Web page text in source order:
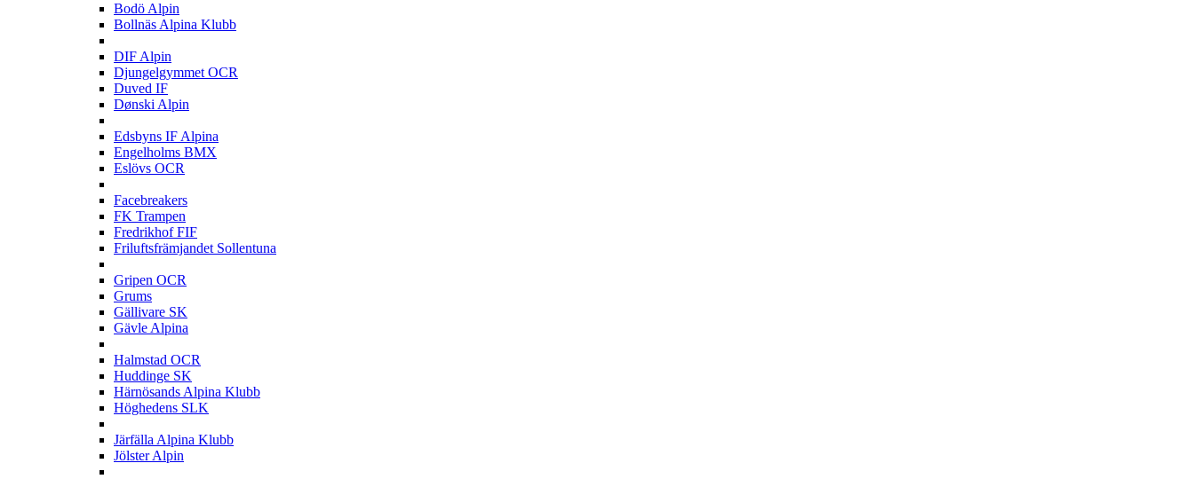
Bodö Alpin
Bollnäs Alpina Klubb
DIF Alpin
Djungelgymmet OCR
Duved IF
Dønski Alpin
Edsbyns IF Alpina
Engelholms BMX
Eslövs OCR
Facebreakers
FK Trampen
Fredrikhof FIF
Friluftsfrämjandet Sollentuna
Gripen OCR
Grums
Gällivare SK
Gävle Alpina
Halmstad OCR
Huddinge SK
Härnösands Alpina Klubb
Höghedens SLK
Järfälla Alpina Klubb
Jölster Alpin